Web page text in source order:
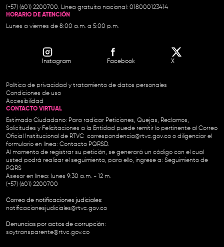
(+57) (601) 2200700. Línea gratuita nacional: 018000123414
HORARIO DE ATENCIÓN
Lunes a viernes de 8:00 a.m. a 5:00 p.m.
Instagram Facebook X
Política de privacidad y tratamiento de datos personales
Condiciones de uso
Accesibilidad
CONTACTO VIRTUAL
Estimado Ciudadano: Para radicar Peticiones, Quejas, Reclamos,
Solicitudes y Felicitaciones a la Entidad puede remitir lo pertinente al Correo
Oficial Institucional de RTVC correspondencia@rtvc.gov.co o diligenciar el
formulario en línea: Contacto PQRSD.
Al momento de registrar su petición, se generará un código con el cual
usted podrá realizar el seguimiento, para ello, ingrese a: Seguimiento de
PQRS
Asesor en línea: lunes 9:30 a.m. - 12 m.
(+57) (601) 2200700
Correo de notificaciones judiciales:
notificacionesjudiciales@rtvc.gov.co
Denuncias por actos de corrupción:
soytransparente@rtvc.gov.co